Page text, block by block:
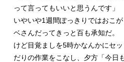
って言ってもいいと思うんです」
いやいや1週間ぽっきりではおこ
ベさんだってきっと百も承知だ。
けど目覚ましを5時かなんかにセ
だりの作業をこなし、夕方「今日